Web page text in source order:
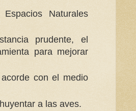
Naturales
prudente, el
para mejorar
con el medio
a las aves.